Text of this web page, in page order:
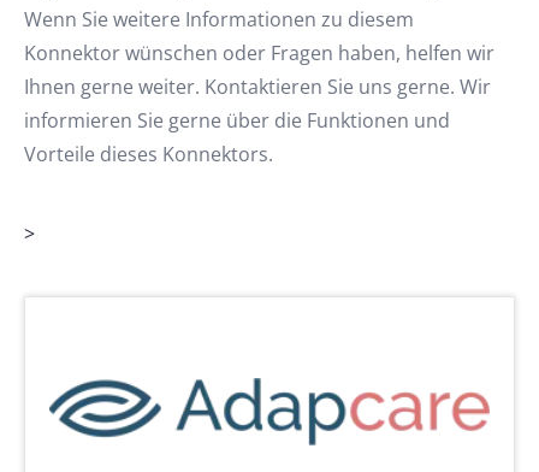
Wenn Sie weitere Informationen zu diesem
Konnektor wünschen oder Fragen haben, helfen wir
Ihnen gerne weiter. Kontaktieren Sie uns gerne. Wir
informieren Sie gerne über die Funktionen und
Vorteile dieses Konnektors.
>